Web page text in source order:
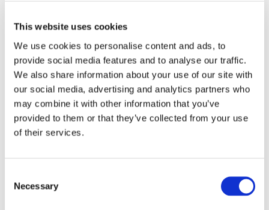
This website uses cookies
We use cookies to personalise content and ads, to
provide social media features and to analyse our traffic.
We also share information about your use of our site with
our social media, advertising and analytics partners who
may combine it with other information that you’ve
provided to them or that they’ve collected from your use
of their services.
Selection
Necessary
Finnlines ökar vinsten trots
högt kostnadstryck